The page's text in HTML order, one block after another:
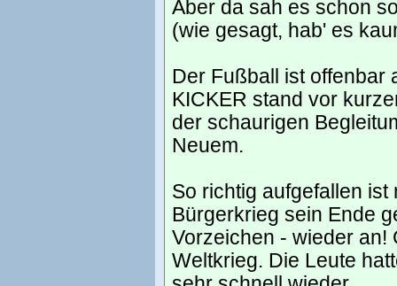
Aber da sah es schon
(wie gesagt, hab' es
Der Fußball ist offenbar
KICKER stand vor
der schaurigen
Neuem.
So richtig aufgefallen
Bürgerkrieg sein Ende
Vorzeichen - wieder an!
Weltkrieg. Die Leute